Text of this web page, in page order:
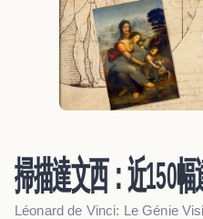
掃描達文西：近150
Léonard de Vinci: Le Génie